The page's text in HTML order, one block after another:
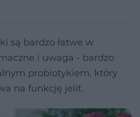
są bardzo łatwe w
i uwaga - bardzo
probiotykiem, który
na funkcję jelit.